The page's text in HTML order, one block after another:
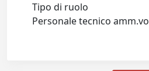
Tipo di ruolo
Personale tecnico amm.vo